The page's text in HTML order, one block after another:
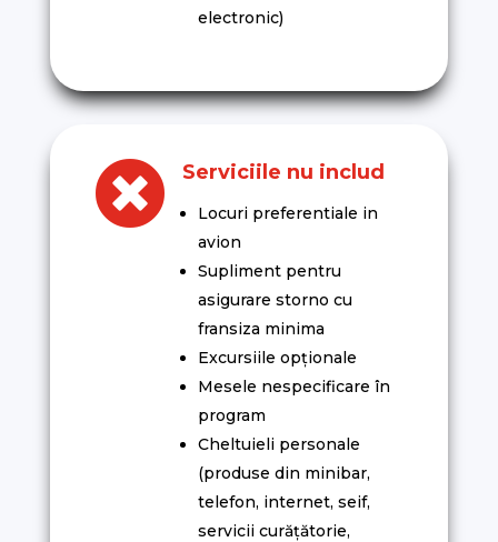
electronic)
 Serviciile nu includ
Locuri preferentiale in
avion
Supliment pentru
asigurare storno cu
fransiza minima
Excursiile opționale
Mesele nespecificare în
program
Cheltuieli personale
(produse din minibar,
telefon, internet, seif,
servicii curățătorie,